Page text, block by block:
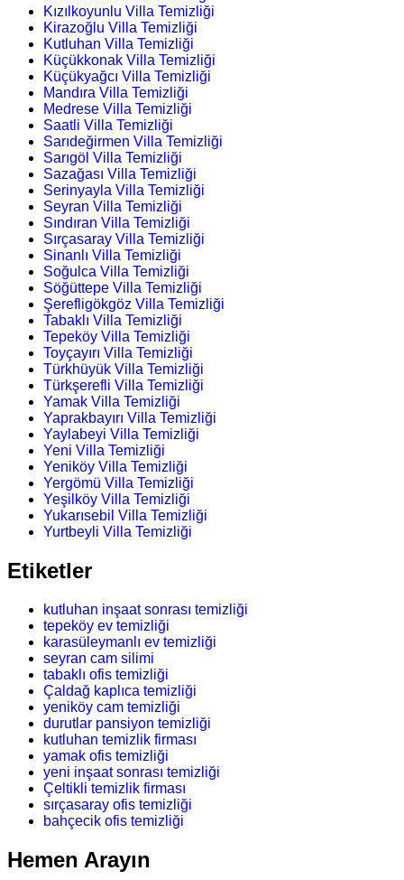
Kızılkoyunlu Villa Temizliği
Kirazoğlu Villa Temizliği
Kutluhan Villa Temizliği
Küçükkonak Villa Temizliği
Küçükyağcı Villa Temizliği
Mandıra Villa Temizliği
Medrese Villa Temizliği
Saatli Villa Temizliği
Sarıdeğirmen Villa Temizliği
Sarıgöl Villa Temizliği
Sazağası Villa Temizliği
Serinyayla Villa Temizliği
Seyran Villa Temizliği
Sındıran Villa Temizliği
Sırçasaray Villa Temizliği
Sinanlı Villa Temizliği
Soğulca Villa Temizliği
Söğüttepe Villa Temizliği
Şerefligökgöz Villa Temizliği
Tabaklı Villa Temizliği
Tepeköy Villa Temizliği
Toyçayırı Villa Temizliği
Türkhüyük Villa Temizliği
Türkşerefli Villa Temizliği
Yamak Villa Temizliği
Yaprakbayırı Villa Temizliği
Yaylabeyi Villa Temizliği
Yeni Villa Temizliği
Yeniköy Villa Temizliği
Yergömü Villa Temizliği
Yeşilköy Villa Temizliği
Yukarısebil Villa Temizliği
Yurtbeyli Villa Temizliği
Etiketler
kutluhan inşaat sonrası temizliği
tepeköy ev temizliği
karasüleymanlı ev temizliği
seyran cam silimi
tabaklı ofis temizliği
Çaldağ kaplıca temizliği
yeniköy cam temizliği
durutlar pansiyon temizliği
kutluhan temizlik firması
yamak ofis temizliği
yeni inşaat sonrası temizliği
Çeltikli temizlik firması
sırçasaray ofis temizliği
bahçecik ofis temizliği
Hemen Arayın